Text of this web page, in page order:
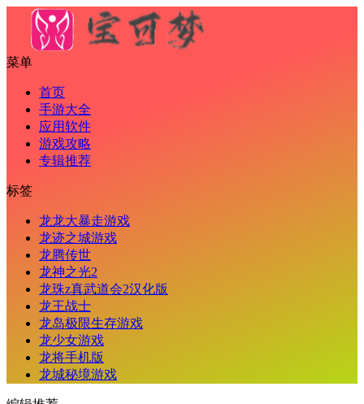
菜单
首页
手游大全
应用软件
游戏攻略
专辑推荐
标签
龙龙大暴走游戏
龙迹之城游戏
龙腾传世
龙神之光2
龙珠z真武道会2汉化版
龙王战士
龙岛极限生存游戏
龙少女游戏
龙将手机版
龙城秘境游戏